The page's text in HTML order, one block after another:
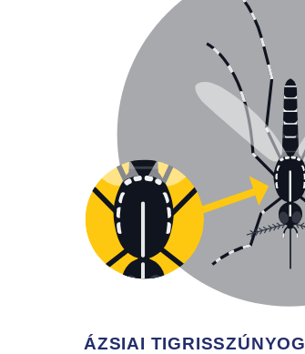
ÁZSIAI TIGRISSZÚNYOG